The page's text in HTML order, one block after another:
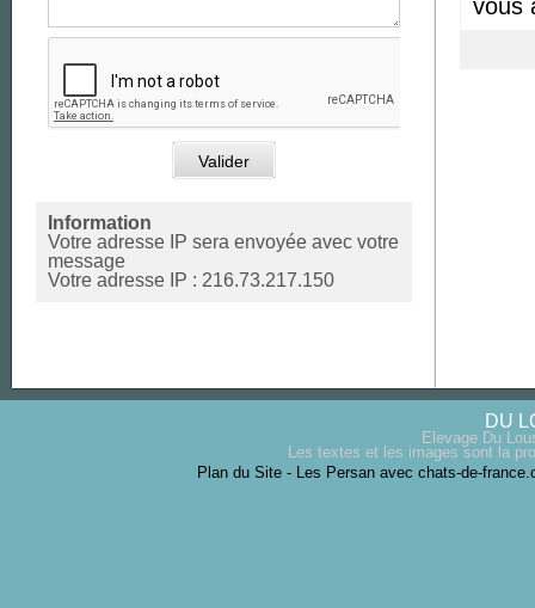
Information
Votre adresse IP sera envoyée avec votre
message
Votre adresse IP : 216.73.217.150
vous
DU
Elevage Du
Les textes et les images sont la
Plan du Site- Les Persan avec chats-de-